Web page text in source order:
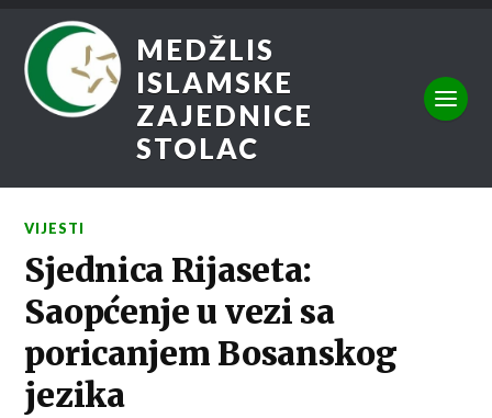
MEDŽLIS
ISLAMSKE
ZAJEDNICE
STOLAC
VIJESTI
Sjednica Rijaseta:
Saopćenje u vezi sa
poricanjem Bosanskog
jezika